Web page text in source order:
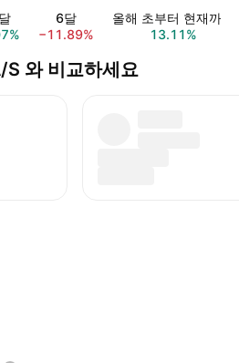
6달
−11.89%
올해 초부터 현재까지
13.11%
와 비교하세요